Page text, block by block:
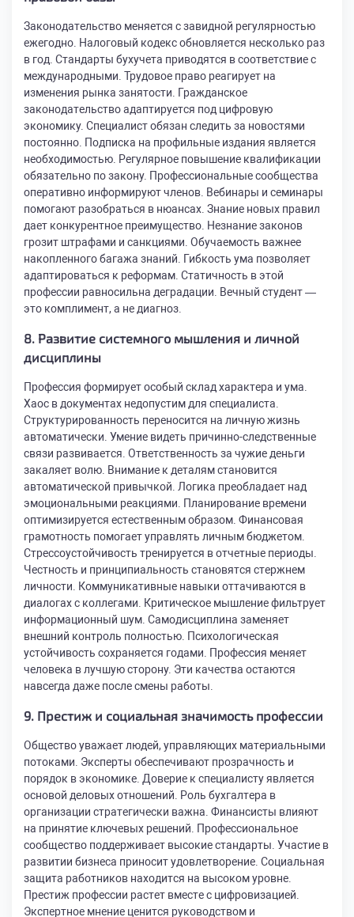
Законодательство меняется с завидной регулярностью
ежегодно. Налоговый кодекс обновляется несколько раз
в год. Стандарты бухучета приводятся в соответствие с
международными. Трудовое право реагирует на
изменения рынка занятости. Гражданское
законодательство адаптируется под цифровую
экономику. Специалист обязан следить за новостями
постоянно. Подписка на профильные издания является
необходимостью. Регулярное повышение квалификации
обязательно по закону. Профессиональные сообщества
оперативно информируют членов. Вебинары и семинары
помогают разобраться в нюансах. Знание новых правил
дает конкурентное преимущество. Незнание законов
грозит штрафами и санкциями. Обучаемость важнее
накопленного багажа знаний. Гибкость ума позволяет
адаптироваться к реформам. Статичность в этой
профессии равносильна деградации. Вечный студент —
это комплимент, а не диагноз.
8. Развитие системного мышления и личной
дисциплины
Профессия формирует особый склад характера и ума.
Хаос в документах недопустим для специалиста.
Структурированность переносится на личную жизнь
автоматически. Умение видеть причинно-следственные
связи развивается. Ответственность за чужие деньги
закаляет волю. Внимание к деталям становится
автоматической привычкой. Логика преобладает над
эмоциональными реакциями. Планирование времени
оптимизируется естественным образом. Финансовая
грамотность помогает управлять личным бюджетом.
Стрессоустойчивость тренируется в отчетные периоды.
Честность и принципиальность становятся стержнем
личности. Коммуникативные навыки оттачиваются в
диалогах с коллегами. Критическое мышление фильтрует
информационный шум. Самодисциплина заменяет
внешний контроль полностью. Психологическая
устойчивость сохраняется годами. Профессия меняет
человека в лучшую сторону. Эти качества остаются
навсегда даже после смены работы.
9. Престиж и социальная значимость профессии
Общество уважает людей, управляющих материальными
потоками. Эксперты обеспечивают прозрачность и
порядок в экономике. Доверие к специалисту является
основой деловых отношений. Роль бухгалтера в
организации стратегически важна. Финансисты влияют
на принятие ключевых решений. Профессиональное
сообщество поддерживает высокие стандарты. Участие в
развитии бизнеса приносит удовлетворение. Социальная
защита работников находится на высоком уровне.
Престиж профессии растет вместе с цифровизацией.
Экспертное мнение ценится руководством и